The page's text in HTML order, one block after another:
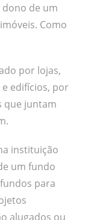
de um
Como
por lojas,
edifícios, por
que juntam
instituição
um fundo
para
alugados ou